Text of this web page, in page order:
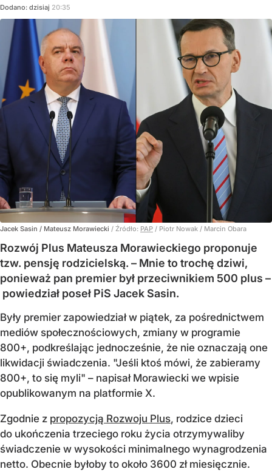
Dodano: dzisiaj 20:35
Jacek Sasin / Mateusz Morawiecki / Źródło: PAP / Piotr Nowak / Marcin Obara
Rozwój Plus Mateusza Morawieckiego proponuje
tzw. pensję rodzicielską. – Mnie to trochę dziwi,
ponieważ pan premier był przeciwnikiem 500 plus –
powiedział poseł PiS Jacek Sasin.
Były premier zapowiedział w piątek, za pośrednictwem
mediów społecznościowych, zmiany w programie
800+, podkreślając jednocześnie, że nie oznaczają one
likwidacji świadczenia. "Jeśli ktoś mówi, że zabieramy
800+, to się myli" – napisał Morawiecki we wpisie
opublikowanym na platformie X.
Zgodnie z propozycją Rozwoju Plus, rodzice dzieci
do ukończenia trzeciego roku życia otrzymywaliby
świadczenie w wysokości minimalnego wynagrodzenia
netto. Obecnie byłoby to około 3600 zł miesięcznie.